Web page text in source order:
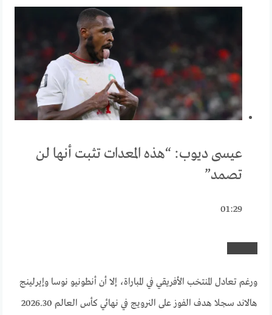
عيسى ديوب: “هذه المعدات تثبت أنها لن
تصمد”
01:29
ورغم تعادل المنتخب الأفريقي في المباراة، إلا أن أنطونيو نوسا وإيرلينج
هالاند سجلا هدف الفوز على النرويج في نهائي كأس العالم 2026. 30